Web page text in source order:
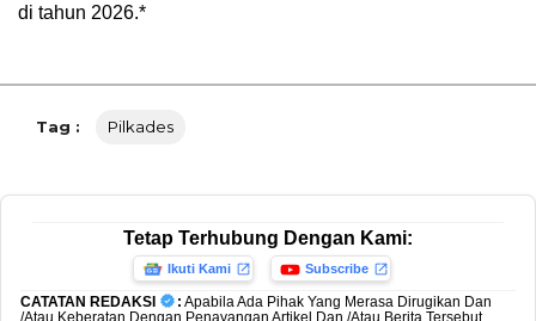
di tahun 2026.*
Tag : Pilkades
Tetap Terhubung Dengan Kami:
Ikuti Kami Subscribe
CATATAN REDAKSI : Apabila Ada Pihak Yang Merasa Dirugikan Dan
/Atau Keberatan Dengan Penayangan Artikel Dan /Atau Berita Tersebut